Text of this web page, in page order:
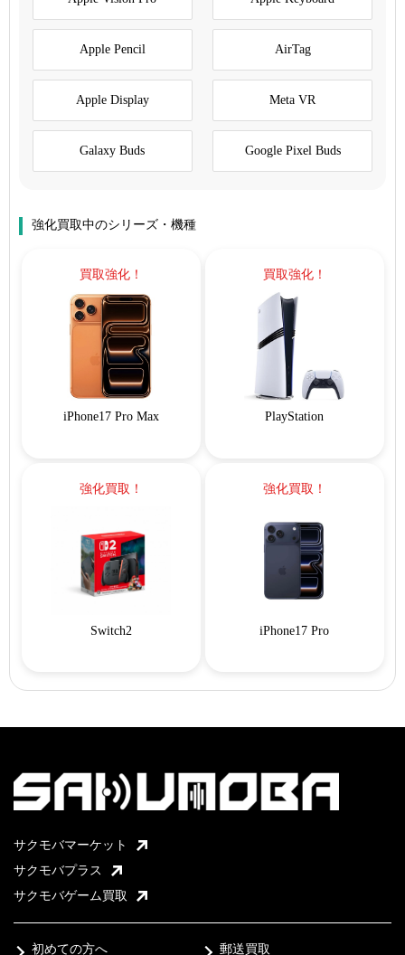
Apple Pencil AirTag
Apple Display Meta VR
Galaxy Buds Google Pixel Buds
強化買取中のシリーズ・機種
買取強化！
iPhone17 Pro Max
買取強化！
PlayStation
強化買取！
Switch2
強化買取！
iPhone17 Pro
サクモバマーケット
サクモバプラス
サクモバゲーム買取
初めての方へ 郵送買取